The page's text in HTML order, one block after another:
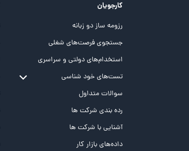
کارجویان
رزومه ساز دو زبانه
جستجوی فرصت‌های شغلی
استخدام‌های دولتی و سراسری
تست‌های خود شناسی
تست MBTI
تست تیپ سنجی شغلی Holland
تست NEO
تست هوش های چندگانه
سوالات متداول
رده بندی شرکت ها
آشنایی با شرکت ها
داده‌های بازار کار